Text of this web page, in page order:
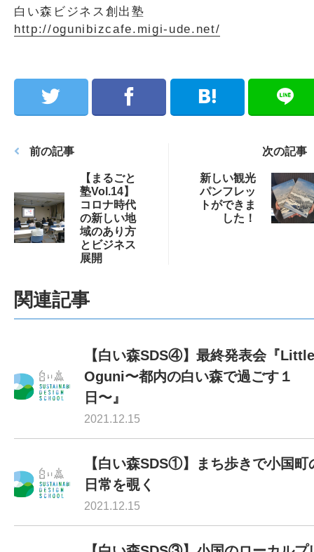
白い森ビジネス創出塾
http://ogunibizcafe.migi-ude.net/
前の記事
【まるごと
塾Vol.14】
コロナ時代
の新しい地
域のあり方
とビジネス
展開
次の記事
新しい観光
パンフレッ
トができま
した！
関連記事
【白い森SDS④】最終発表会『Little
Oguni〜都内の白い森で過ごす１
日〜』
2021.12.15
【白い森SDS①】まち歩きで小国町
日常を覗く
2021.12.15